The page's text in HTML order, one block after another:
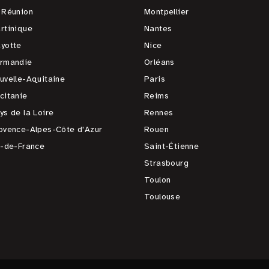
Aquitaine
de la Loire
Alpes-Côte d'Azur
de-France
Montpellier
Nantes
Nice
Orléans
Paris
Reims
Rennes
Rouen
Saint-Étienne
Strasbourg
Toulon
Toulouse